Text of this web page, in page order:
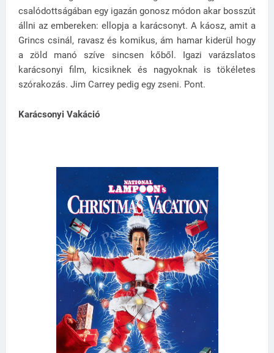
csalódottságában egy igazán gonosz módon akar bosszút
állni az embereken: ellopja a karácsonyt. A káosz, amit a
Grincs csinál, ravasz és komikus, ám hamar kiderül hogy
a zöld manó szíve sincsen kőből. Igazi varázslatos
karácsonyi film, kicsiknek és nagyoknak is tökéletes
szórakozás. Jim Carrey pedig egy zseni. Pont.
Karácsonyi Vakáció